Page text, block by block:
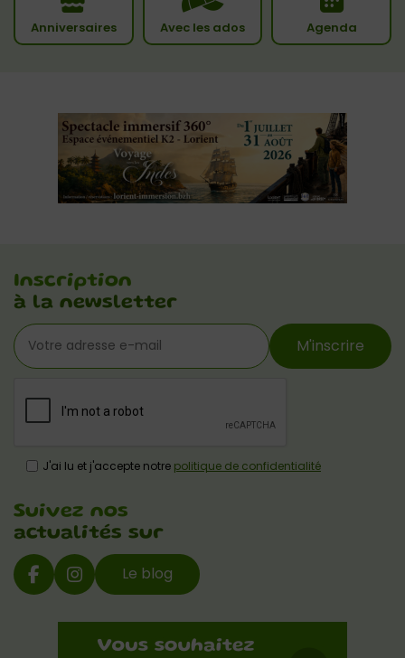
Anniversaires Avec les ados Agenda
Inscription
à la newsletter
M'inscrire
J'ai lu et j'accepte notre politique de confidentialité
Suivez nos
actualités sur
Le blog